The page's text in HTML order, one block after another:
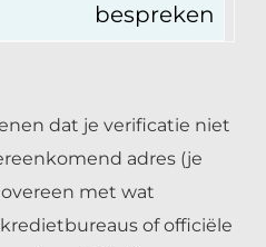
bespreken
dat je verificatie niet
adres (je
met wat
of officiële